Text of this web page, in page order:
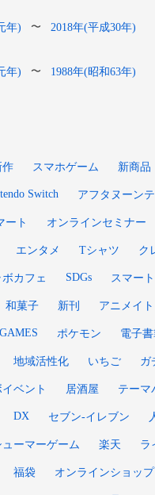
年) 〜 2018年(平成30年)
年) 〜 1988年(昭和63年)
作 スマホゲーム 新商品
Switch アフタヌーン
ート オンラインセミナー
エンタメ Tシャツ ク
ボカフェ SDGs スマー
和菓子 新刊 アニメイト
ポケモン 電子
地域活性化 いちご ガ
ベント 居酒屋 テーマ
DX セブン‐イレブン
ューマーゲーム 楽天 ラ
福袋 オンラインショップ